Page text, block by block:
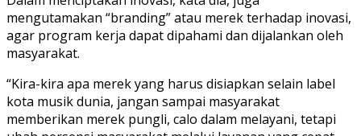
mengutamakan “branding” atau merek terhadap inovasi,
agar program kerja dapat dipahami dan dijalankan oleh
masyarakat.
“Kira-kira apa merek yang harus disiapkan selain label
kota musik dunia, jangan sampai masyarakat
memberikan merek pungli, calo dalam melayani, tetapi